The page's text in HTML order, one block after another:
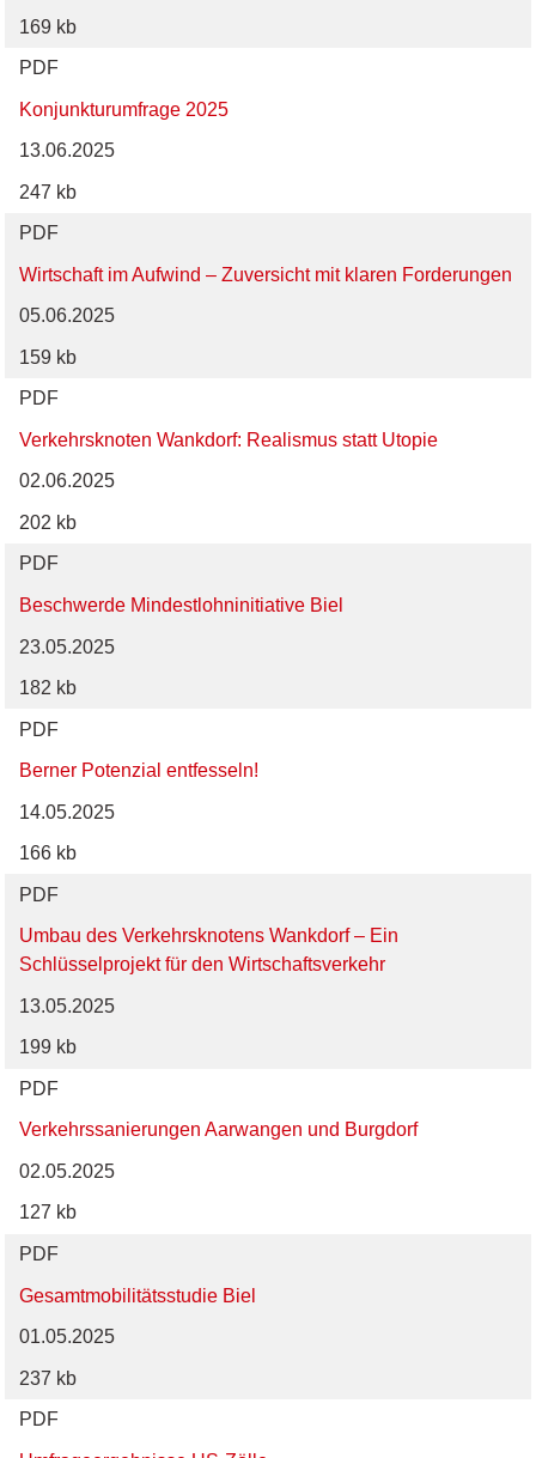
169 kb
PDF
Konjunkturumfrage 2025
13.06.2025
247 kb
PDF
Wirtschaft im Aufwind – Zuversicht mit klaren Forderungen
05.06.2025
159 kb
PDF
Verkehrsknoten Wankdorf: Realismus statt Utopie
02.06.2025
202 kb
PDF
Beschwerde Mindestlohninitiative Biel
23.05.2025
182 kb
PDF
Berner Potenzial entfesseln!
14.05.2025
166 kb
PDF
Umbau des Verkehrsknotens Wankdorf – Ein
Schlüsselprojekt für den Wirtschaftsverkehr
13.05.2025
199 kb
PDF
Verkehrssanierungen Aarwangen und Burgdorf
02.05.2025
127 kb
PDF
Gesamtmobilitätsstudie Biel
01.05.2025
237 kb
PDF